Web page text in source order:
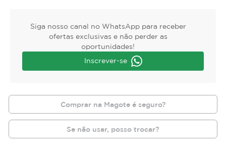
Siga nosso canal no WhatsApp para receber
ofertas exclusivas e não perder as
oportunidades!
Inscrever-se
Comprar na Magote é seguro?
Se não usar, posso trocar?